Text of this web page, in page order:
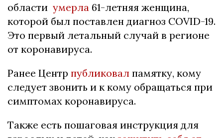
области умерла 61-летняя женщина,
которой был поставлен диагноз COVID-19.
Это первый летальный случай в регионе
от коронавируса.
Ранее Центр публиковал памятку, кому
следует звонить и к кому обращаться при
симптомах коронавируса.
Также есть пошаговая инструкция для